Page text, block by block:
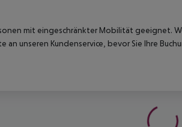
mit eingeschränkter Mobilität geeignet.
an unseren Kundenservice, bevor Sie Ihre